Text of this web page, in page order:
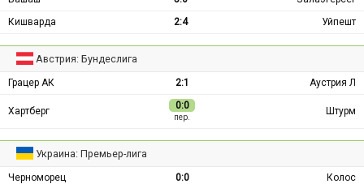
Кишварда
2:4 Уйпешт
Австрия: Бундеслига
Грацер АК 2:1 Аустрия Л
Хартберг 0:0
пер.
Штурм
Украина: Премьер-лига
Черноморец 0:0
Колос